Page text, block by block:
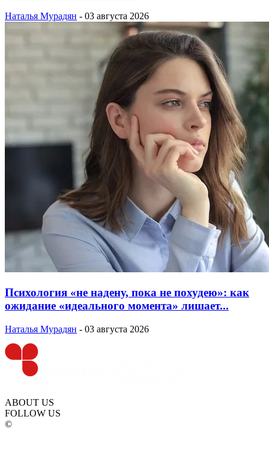
Наталья Мурадян - 03 августа 2026
Психология «не надену, пока не похудею»: как
ожидание «идеального момента» лишает...
Наталья Мурадян - 03 августа 2026
ABOUT US
FOLLOW US
©